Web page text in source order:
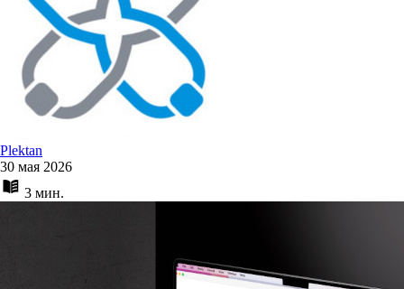
Plektan
30 мая 2026
3 мин.